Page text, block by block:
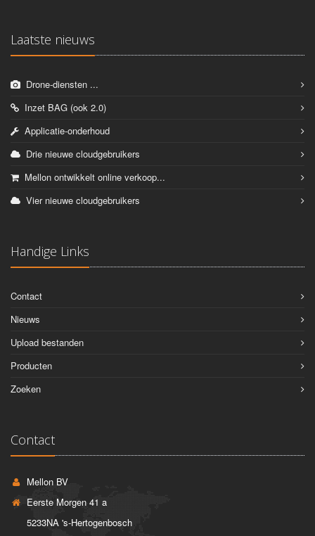
Laatste nieuws
Drone-diensten ...
Inzet BAG (ook 2.0)
Applicatie-onderhoud
Drie nieuwe cloudgebruikers
Mellon ontwikkelt online verkoop...
Vier nieuwe cloudgebruikers
Handige Links
Contact
Nieuws
Upload bestanden
Producten
Zoeken
Contact
Mellon BV
Eerste Morgen 41 a
5233NA 's-Hertogenbosch